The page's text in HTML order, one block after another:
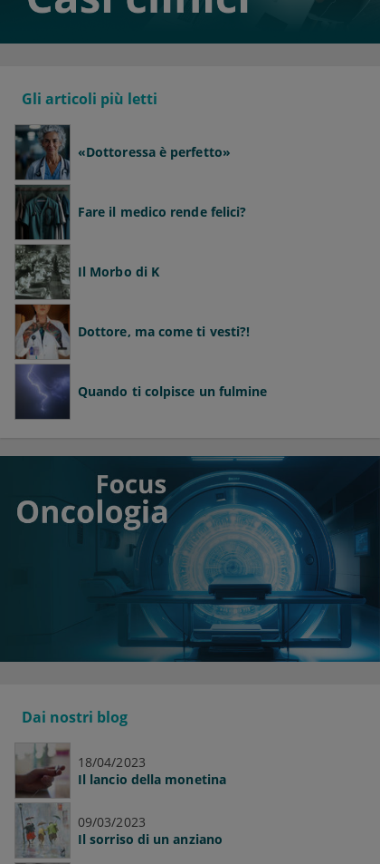
Gli articoli più letti
«Dottoressa è perfetto»
Fare il medico rende felici?
Il Morbo di K
Dottore, ma come ti vesti?!
Quando ti colpisce un fulmine
Dai nostri blog
18/04/2023
Il lancio della monetina
09/03/2023
Il sorriso di un anziano